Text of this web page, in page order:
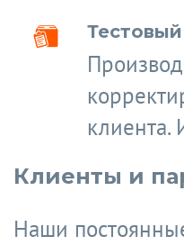
клиента.
Клиенты и
Наши